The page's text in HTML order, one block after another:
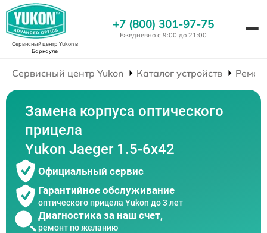
Сервисный центр Yukonв
Барнауле
+7 (800) 301-97-75
Ежедневно с 9:00 до 21:00
Сервисный центр Yukon Каталог устройств
Замена корпуса оптического
прицела
Yukon Jaeger 1.5-6x42
Официальный сервис
Гарантийное обслуживание
оптического прицела Yukon до 3 лет
Диагностика за наш счет,
ремонт по желанию